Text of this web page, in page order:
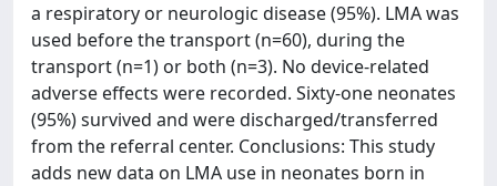
a respiratory or neurologic disease (95%). LMA was
used before the transport (n=60), during the
transport (n=1) or both (n=3). No device-related
adverse effects were recorded. Sixty-one neonates
(95%) survived and were discharged/transferred
from the referral center. Conclusions: This study
adds new data on LMA use in neonates born in